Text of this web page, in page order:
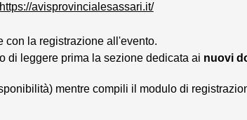
avisprovincialesassari.it/
la registrazione all'evento.
di leggere prima la sezione dedicata ai nuovi
mentre compili il modulo di